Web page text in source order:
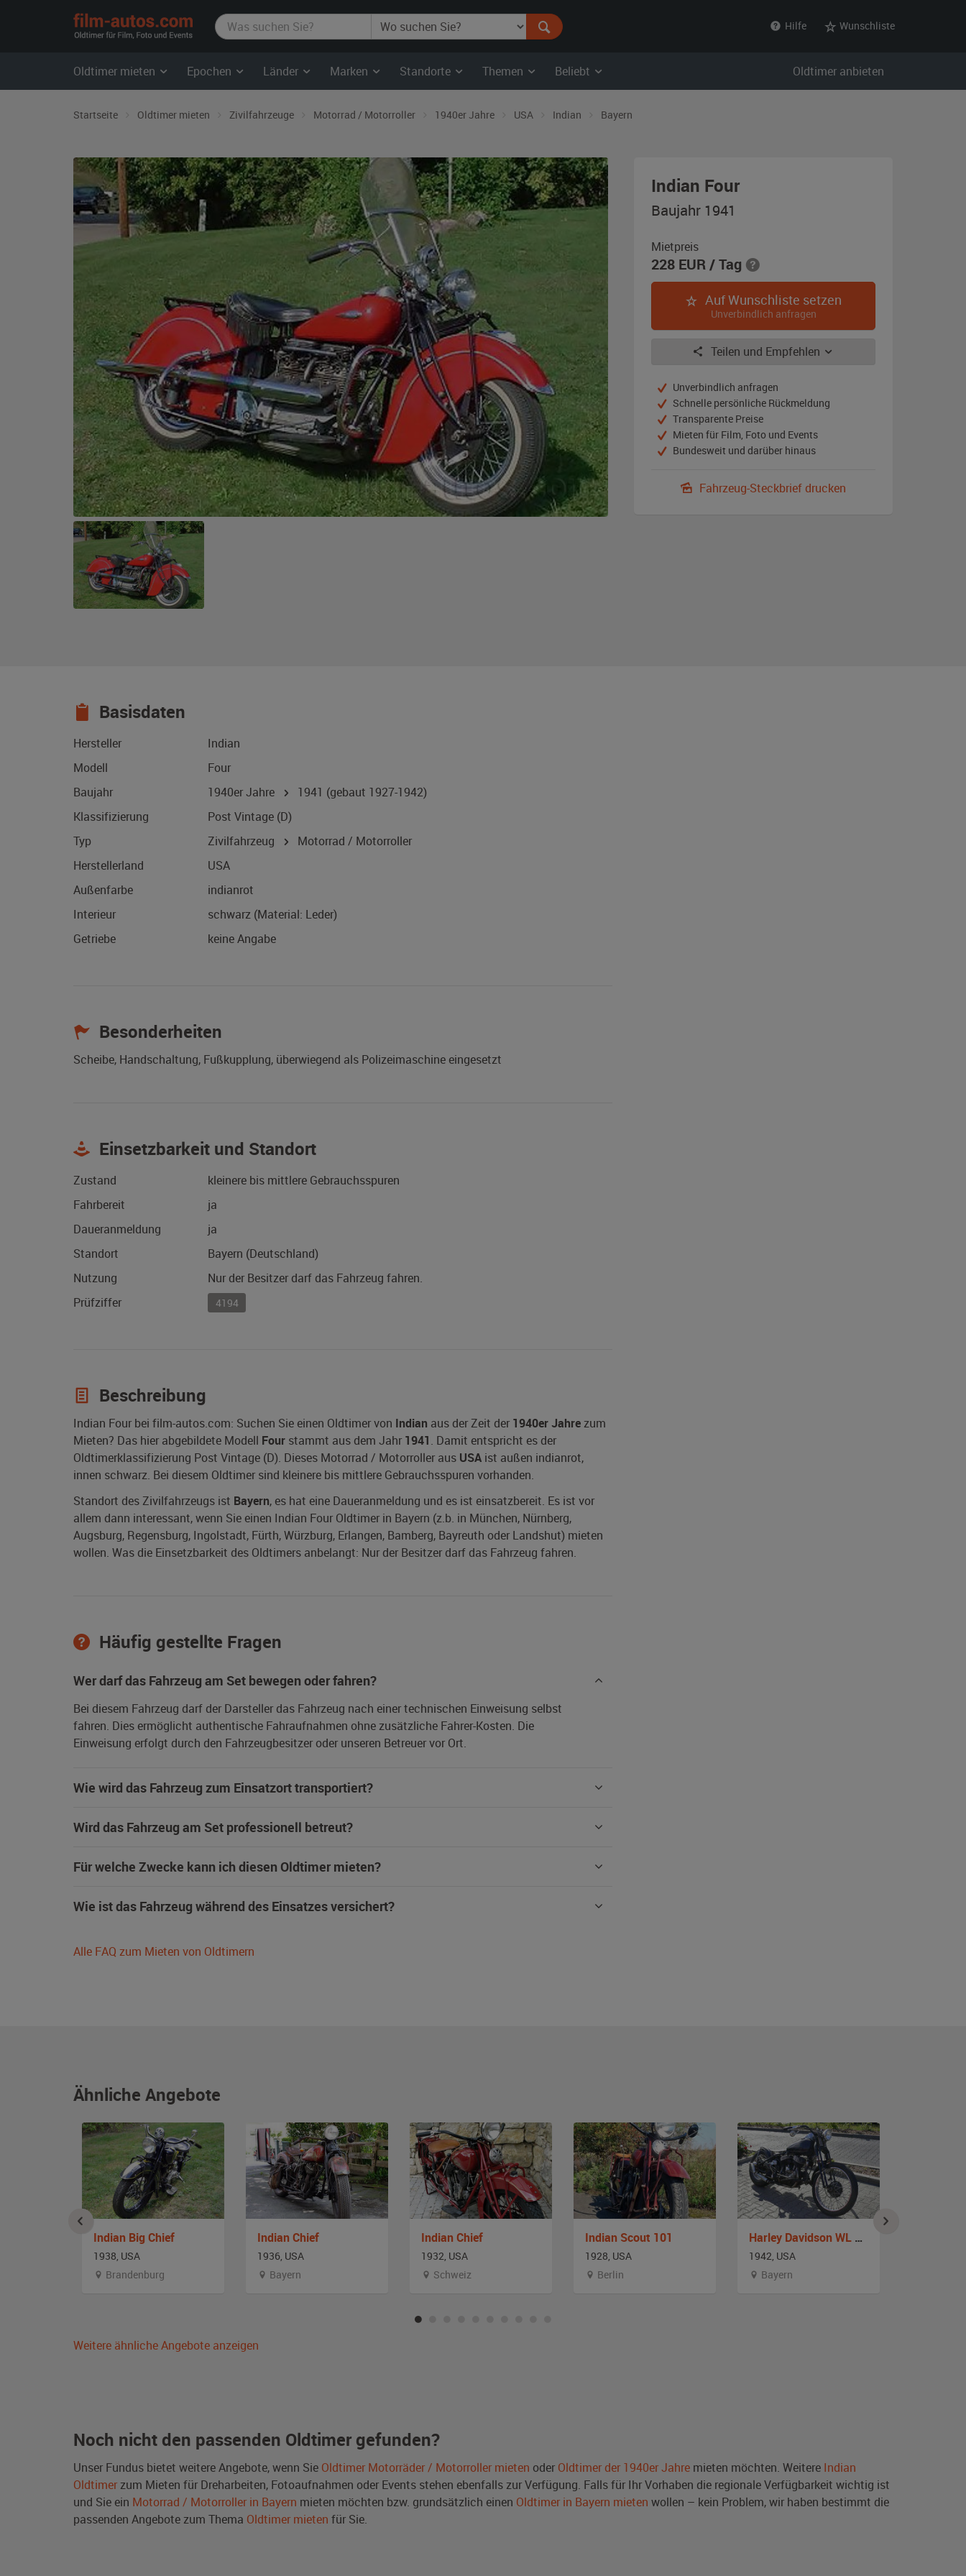
film-
autos.com
Hilfe Wunschliste
Oldtimer mieten Epochen Länder Marken Standorte Themen Beliebt Oldtimer anbieten
Startseite Oldtimer mieten Zivilfahrzeuge Motorrad / Motorroller 1940er Jahre USA Indian Bayern
Indian Four,
Baujahr 1941
Mietpreis
228 EUR/ Tag
Auf Wunschliste setzen
Unverbindlich anfragen
Teilen und Empfehlen
Unverbindlich anfragen
Schnelle persönliche Rückmeldung
Transparente Preise
Mieten für Film, Foto und Events
Bundesweit und darüber hinaus
Fahrzeug-Steckbrief drucken
Basisdaten
Hersteller
Indian
Modell
Four
Baujahr
1940er Jahre 1941 (gebaut 1927-1942)
Klassifizierung
Post Vintage (D)
Typ
Zivilfahrzeug
Motorrad / Motorroller
Herstellerland
USA
Außenfarbe
indianrot
Interieur
schwarz (Material: Leder)
Getriebe
keine Angabe
Besonderheiten
Scheibe, Handschaltung, Fußkupplung, überwiegend als Polizeimaschine eingesetzt
Einsetzbarkeit und Standort
Zustand
kleinere bis mittlere Gebrauchsspuren
Fahrbereit
ja
Daueranmeldung
ja
Standort
Bayern (Deutschland)
Nutzung
Nur der Besitzer darf das Fahrzeug fahren.
Prüfziffer
4194
Beschreibung
Indian Four bei film-autos.com: Suchen Sie einen Oldtimer von Indian aus der Zeit der 1940er Jahrezum
Mieten? Das hier abgebildete Modell Four stammt aus dem Jahr 1941. Damit entspricht es der
Oldtimerklassifizierung Post Vintage (D). Dieses Motorrad / Motorroller aus USA ist außen indianrot,
innen schwarz. Bei diesem Oldtimer sind kleinere bis mittlere Gebrauchsspuren vorhanden.
Standort des Zivilfahrzeugs ist Bayern, es hat eine Daueranmeldung und es ist einsatzbereit. Es ist vor
allem dann interessant, wenn Sie einen Indian Four Oldtimer in Bayern (z.b. in München, Nürnberg,
Augsburg, Regensburg, Ingolstadt, Fürth, Würzburg, Erlangen, Bamberg, Bayreuth oder Landshut) mieten
wollen. Was die Einsetzbarkeit des Oldtimers anbelangt: Nur der Besitzer darf das Fahrzeug fahren.
Häufig gestellte Fragen
Wer darf das Fahrzeug am Set bewegen oder fahren?
Bei diesem Fahrzeug darf der Darsteller das Fahrzeug nach einer technischen Einweisung selbst
fahren. Dies ermöglicht authentische Fahraufnahmen ohne zusätzliche Fahrer-Kosten. Die
Einweisung erfolgt durch den Fahrzeugbesitzer oder unseren Betreuer vor Ort.
Wie wird das Fahrzeug zum Einsatzort transportiert?
Wird das Fahrzeug am Set professionell betreut?
Für welche Zwecke kann ich diesen Oldtimer mieten?
Wie ist das Fahrzeug während des Einsatzes versichert?
Alle FAQ zum Mieten von Oldtimern
Ähnliche Angebote
Indian Big Chief
1938, USA
Brandenburg
Indian Chief
1936, USA
Bayern
Indian Chief
1932, USA
Schweiz
Indian Scout 101
1928, USA
Berlin
Harley Davidson WL 750
1942, USA
Bayern
Weitere ähnliche Angebote anzeigen
Noch nicht den passenden Oldtimer gefunden?
Unser Fundus bietet weitere Angebote, wenn Sie Oldtimer Motorräder / Motorroller mieten oder Oldtimer der 1940er Jahre mieten möchten. Weitere Indian
Oldtimer zum Mieten für Dreharbeiten, Fotoaufnahmen oder Events stehen ebenfalls zur Verfügung. Falls für Ihr Vorhaben die regionale Verfügbarkeit wichtig ist
und Sie ein Motorrad / Motorroller in Bayern mieten möchten bzw. grundsätzlich einen Oldtimer in Bayern mieten wollen – kein Problem, wir haben bestimmt die
passenden Angebote zum Thema Oldtimer mieten für Sie.